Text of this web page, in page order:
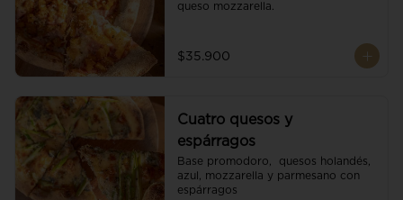
queso mozzarella.
$35.900
Cuatro quesos y
espárragos
Base promodoro,  quesos holandés,
azul, mozzarella y parmesano con
espárragos